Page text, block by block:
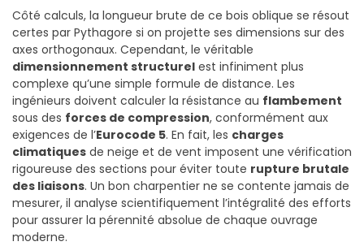
Côté calculs, la longueur brute de ce bois oblique se résout
certes par Pythagore si on projette ses dimensions sur des
axes orthogonaux. Cependant, le véritable
dimensionnement structurel est infiniment plus
complexe qu’une simple formule de distance. Les
ingénieurs doivent calculer la résistance au flambement
sous des forces de compression, conformément aux
exigences de l’Eurocode 5. En fait, les charges
climatiques de neige et de vent imposent une vérification
rigoureuse des sections pour éviter toute rupture brutale
des liaisons. Un bon charpentier ne se contente jamais de
mesurer, il analyse scientifiquement l’intégralité des efforts
pour assurer la pérennité absolue de chaque ouvrage
moderne.